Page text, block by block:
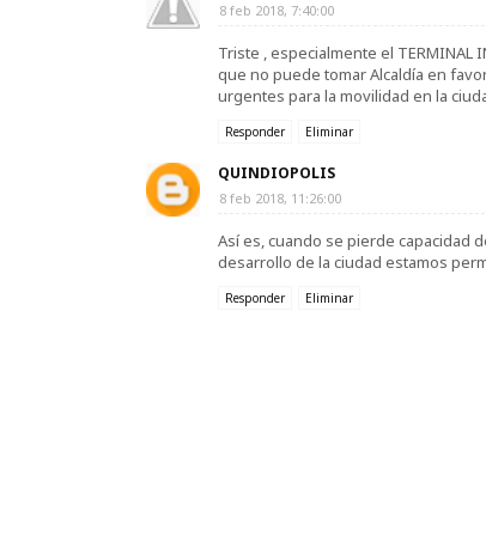
8 feb 2018, 7:40:00
Triste , especialmente el TERMINAL
que no puede tomar Alcaldía en
urgentes para la movilidad en la
Responder Eliminar
QUINDIOPOLIS
8 feb 2018, 11:26:00
Así es, cuando se pierde capacidad
desarrollo de la ciudad estamos
Responder Eliminar